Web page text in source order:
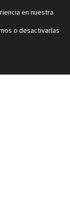
en nuestra
o desactivarlas